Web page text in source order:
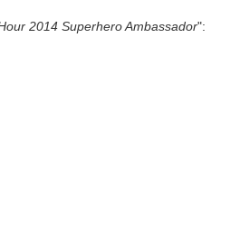
2014 Superhero Ambassador":